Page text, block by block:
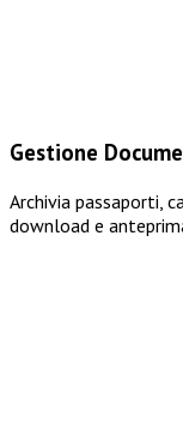
Gestione
Archivia passaporti,
download e